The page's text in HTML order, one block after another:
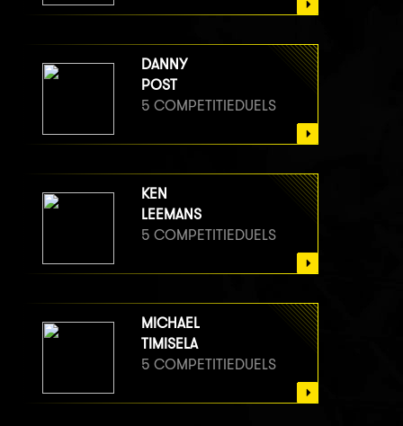
DANNY
POST
5 COMPETITIEDUELS
KEN
LEEMANS
5 COMPETITIEDUELS
MICHAEL
TIMISELA
5 COMPETITIEDUELS